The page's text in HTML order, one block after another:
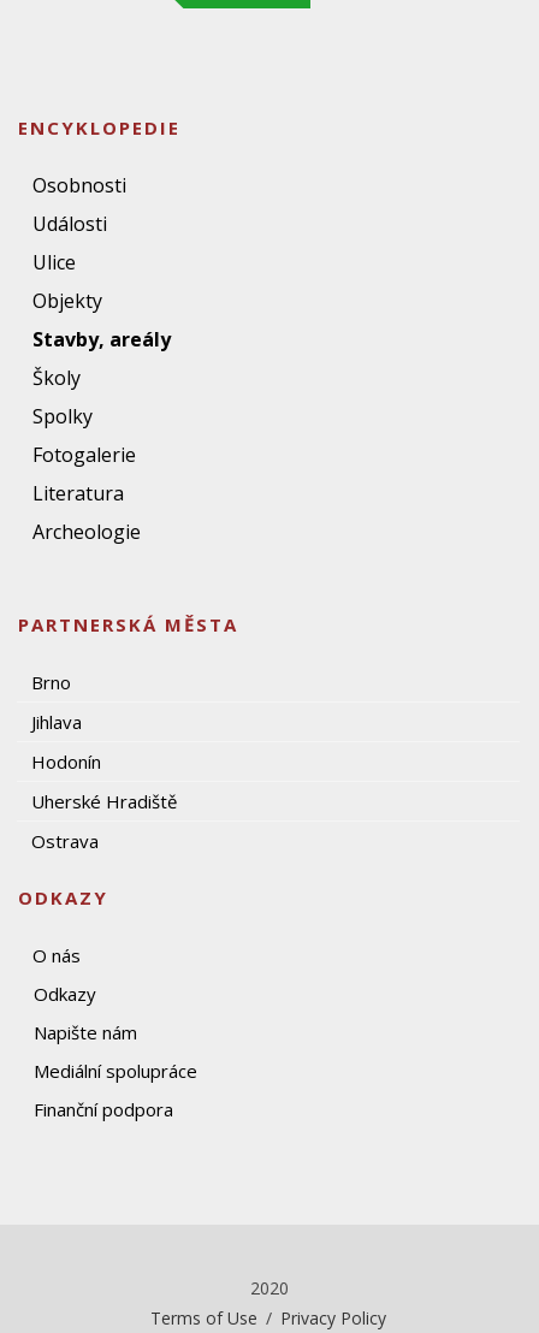
ENCYKLOPEDIE
Osobnosti
Události
Ulice
Objekty
Stavby, areály
Školy
Spolky
Fotogalerie
Literatura
Archeologie
PARTNERSKÁ MĚSTA
Brno
Jihlava
Hodonín
Uherské Hradiště
Ostrava
ODKAZY
O nás
Odkazy
Napište nám
Mediální spolupráce
Finanční podpora
2020
Terms of Use / Privacy Policy